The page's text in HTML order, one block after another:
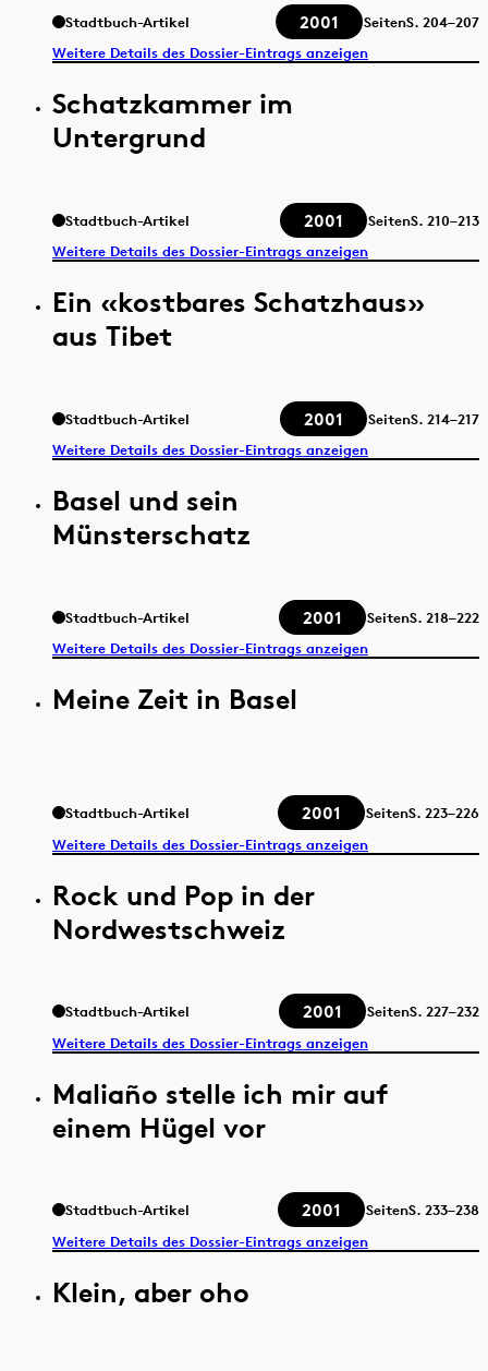
Stadtbuch-Artikel 2001 SeitenS. 204–207
Weitere Details des Dossier-Eintrags anzeigen
Schatzkammer im
Untergrund
Stadtbuch-Artikel 2001 SeitenS. 210–213
Weitere Details des Dossier-Eintrags anzeigen
Ein «kostbares Schatzhaus»
aus Tibet
Stadtbuch-Artikel 2001 SeitenS. 214–217
Weitere Details des Dossier-Eintrags anzeigen
Basel und sein
Münsterschatz
Stadtbuch-Artikel 2001 SeitenS. 218–222
Weitere Details des Dossier-Eintrags anzeigen
Meine Zeit in Basel
Stadtbuch-Artikel 2001 SeitenS. 223–226
Weitere Details des Dossier-Eintrags anzeigen
Rock und Pop in der
Nordwestschweiz
Stadtbuch-Artikel 2001 SeitenS. 227–232
Weitere Details des Dossier-Eintrags anzeigen
Maliaño stelle ich mir auf
einem Hügel vor
Stadtbuch-Artikel 2001 SeitenS. 233–238
Weitere Details des Dossier-Eintrags anzeigen
Klein, aber oho